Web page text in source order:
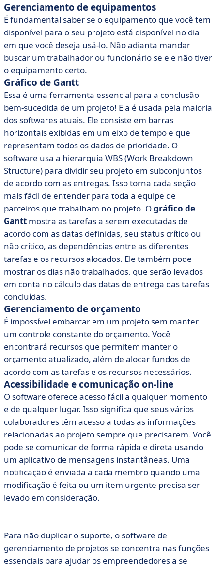
Gerenciamento de equipamentos
É fundamental saber se o equipamento que você tem
disponível para o seu projeto está disponível no dia
em que você deseja usá-lo. Não adianta mandar
buscar um trabalhador ou funcionário se ele não tiver
o equipamento certo.
Gráfico de Gantt
Essa é uma ferramenta essencial para a conclusão
bem-sucedida de um projeto! Ela é usada pela maioria
dos softwares atuais. Ele consiste em barras
horizontais exibidas em um eixo de tempo e que
representam todos os dados de prioridade. O
software usa a hierarquia WBS (Work Breakdown
Structure) para dividir seu projeto em subconjuntos
de acordo com as entregas. Isso torna cada seção
mais fácil de entender para toda a equipe de
parceiros que trabalham no projeto. Ográfico de
Gantt mostra as tarefas a serem executadas de
acordo com as datas definidas, seu status crítico ou
não crítico, as dependências entre as diferentes
tarefas e os recursos alocados. Ele também pode
mostrar os dias não trabalhados, que serão levados
em conta no cálculo das datas de entrega das tarefas
concluídas.
Gerenciamento de orçamento
É impossível embarcar em um projeto sem manter
um controle constante do orçamento. Você
encontrará recursos que permitem manter o
orçamento atualizado, além de alocar fundos de
acordo com as tarefas e os recursos necessários.
Acessibilidade e comunicação on-line
O software oferece acesso fácil a qualquer momento
e de qualquer lugar. Isso significa que seus vários
colaboradores têm acesso a todas as informações
relacionadas ao projeto sempre que precisarem. Você
pode se comunicar de forma rápida e direta usando
um aplicativo de mensagens instantâneas. Uma
notificação é enviada a cada membro quando uma
modificação é feita ou um item urgente precisa ser
levado em consideração.
Para não duplicar o suporte, o software de
gerenciamento de projetos se concentra nas funções
essenciais para ajudar os empreendedores a se